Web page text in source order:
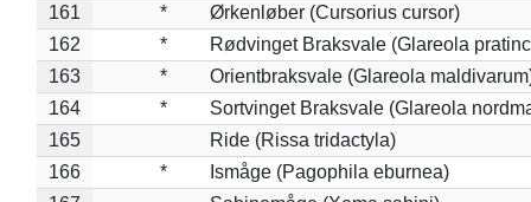
161
*
Ørkenløber (Cursorius cursor)
162
*
Rødvinget Braksvale (Glareola
163
*
Orientbraksvale (Glareola
164
*
Sortvinget Braksvale (Glareola
165
Ride (Rissa tridactyla)
166
*
Ismåge (Pagophila eburnea)